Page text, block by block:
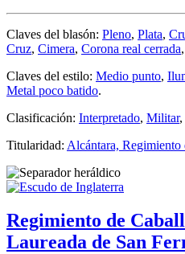
Claves del blasón: Pleno, Plata,
Cruz, Cimera, Corona real cerrada,
Claves del estilo: Medio punto,
Metal poco batido.
Clasificación: Interpretado, Militar,
Titularidad: Alcántara, Regimiento
Regimiento de
Laureada de San